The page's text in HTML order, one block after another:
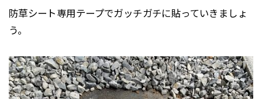
防草シート専用テープでガッチガチに貼っていきましょ
う。